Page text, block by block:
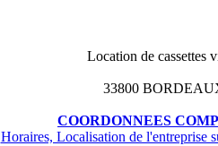
Location de cassettes
33800
COORDONNEES
Horaires, Localisation de l'entreprise